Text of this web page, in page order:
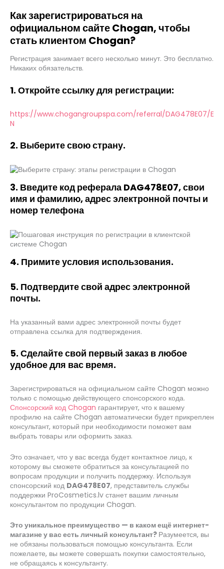
Как зарегистрироваться на
официальном сайте Chogan, чтобы
стать клиентом Chogan?
Регистрация занимает всего несколько минут. Это бесплатно.
Никаких обязательств.
1. Откройте ссылку для регистрации:
https://www.chogangroupspa.com/referral/DAG478E07/E
N
2. Выберите свою страну.
3. Введите код реферала DAG478E07, свои
имя и фамилию, адрес электронной почты и
номер телефона
4. Примите условия использования.
5. Подтвердите свой адрес электронной
почты.
На указанный вами адрес электронной почты будет
отправлена ссылка для подтверждения.
5. Сделайте свой первый заказ в любое
удобное для вас время.
Зарегистрироваться на официальном сайте Chogan можно
только с помощью действующего спонсорского кода.
Спонсорский код Chogan гарантирует, что к вашему
профилю на сайте Chogan автоматически будет прикреплен
консультант, который при необходимости поможет вам
выбрать товары или оформить заказ.
Это означает, что у вас всегда будет контактное лицо, к
которому вы сможете обратиться за консультацией по
вопросам продукции и получить поддержку. Используя
спонсорский код DAG478E07, представитель службы
поддержки ProCosmetics.lv станет вашим личным
консультантом по продукции Chogan.
Это уникальное преимущество — в каком ещё интернет-
магазине у вас есть личный консультант? Разумеется, вы
не обязаны пользоваться помощью консультанта. Если
пожелаете, вы можете совершать покупки самостоятельно,
не обращаясь к консультанту.